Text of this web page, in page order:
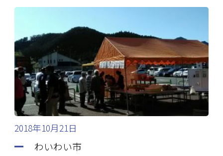
2018年10月21日
わいわい市